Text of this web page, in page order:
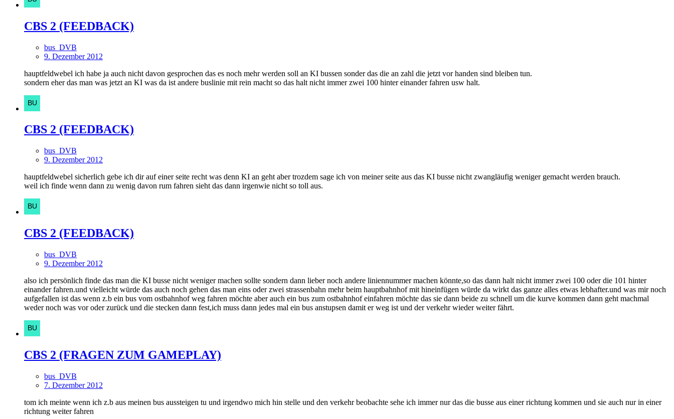
CBS 2 (FEEDBACK)
bus_DVB
9. Dezember 2012
hauptfeldwebel ich habe ja auch nicht davon gesprochen das es noch mehr werden soll an KI bussen sonder das die an zahl die jetzt vor handen sind bleiben tun.
sondern eher das man was jetzt an KI was da ist andere buslinie mit rein macht so das halt nicht immer zwei 100 hinter einander fahren usw halt.
CBS 2 (FEEDBACK)
bus_DVB
9. Dezember 2012
hauptfeldwebel sicherlich gebe ich dir auf einer seite recht was denn KI an geht aber trozdem sage ich von meiner seite aus das KI busse nicht zwangläufig weniger gemacht werden brauch.
weil ich finde wenn dann zu wenig davon rum fahren sieht das dann irgenwie nicht so toll aus.
CBS 2 (FEEDBACK)
bus_DVB
9. Dezember 2012
also ich persönlich finde das man die KI busse nicht weniger machen sollte sondern dann lieber noch andere liniennummer machen könnte,so das dann halt nicht immer zwei 100 oder die 101 hinter
einander fahren.und vielleicht würde das auch noch gehen das man eins oder zwei strassenbahn mehr beim hauptbahnhof mit hineinfügen würde da wirkt das ganze alles etwas lebhafter.und was mir noch
aufgefallen ist das wenn z.b ein bus vom ostbahnhof weg fahren möchte aber auch ein bus zum ostbahnhof einfahren möchte das sie dann beide zu schnell um die kurve kommen dann geht machmal
weder noch was vor oder zurück und die stecken dann fest,ich muss dann jedes mal ein bus anstupsen damit er weg ist und der verkehr wieder weiter fährt.
CBS 2 (FRAGEN ZUM GAMEPLAY)
bus_DVB
7. Dezember 2012
tom ich meinte wenn ich z.b aus meinen bus aussteigen tu und irgendwo mich hin stelle und den verkehr beobachte sehe ich immer nur das die busse aus einer richtung kommen und sie auch nur in einer
richtung weiter fahren